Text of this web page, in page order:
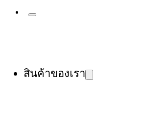
สินค้าของเรา